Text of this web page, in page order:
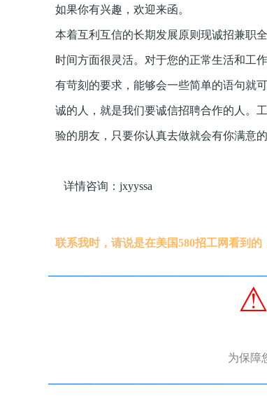
如果你有兴趣，欢迎来函。
本着互利互信的长期发展原则现诚招兼职
时间方面很灵活。对于您的正常生活和工
有苛刻的要求，能够会一些简单的语句就
诚的人，就是我们要诚信招聘合作的人。
验的朋友，只要你认真去做就会有你满意
详情咨询：jxyyssa
联系我时，请说是在美国580招工网看到的
⚠︎
为保障